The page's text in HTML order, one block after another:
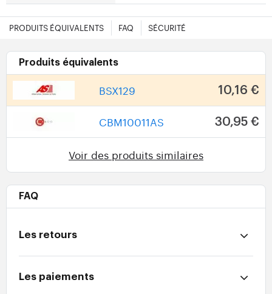
PRODUITS ÉQUIVALENTS FAQ SÉCURITÉ
Produits équivalents
BSX129 10,16 €
CBM10011AS 30,95 €
Voir des produits similaires
FAQ
Les retours
Les paiements